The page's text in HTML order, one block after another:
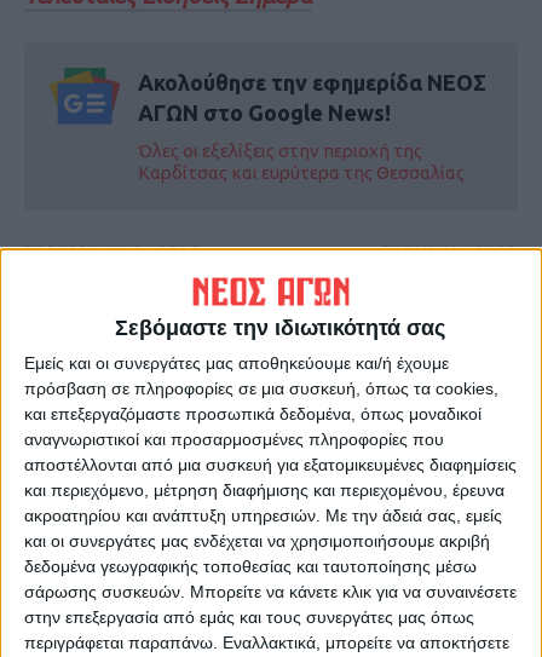
Σεβόμαστε την ιδιωτικότητά σας
Εμείς και οι συνεργάτες μας αποθηκεύουμε και/ή έχουμε
πρόσβαση σε πληροφορίες σε μια συσκευή, όπως τα cookies,
και επεξεργαζόμαστε προσωπικά δεδομένα, όπως μοναδικοί
αναγνωριστικοί και προσαρμοσμένες πληροφορίες που
αποστέλλονται από μια συσκευή για εξατομικευμένες διαφημίσεις
και περιεχόμενο, μέτρηση διαφήμισης και περιεχομένου, έρευνα
ακροατηρίου και ανάπτυξη υπηρεσιών. Με την άδειά σας, εμείς
και οι συνεργάτες μας ενδέχεται να χρησιμοποιήσουμε ακριβή
δεδομένα γεωγραφικής τοποθεσίας και ταυτοποίησης μέσω
σάρωσης συσκευών. Μπορείτε να κάνετε κλικ για να συναινέσετε
στην επεξεργασία από εμάς και τους συνεργάτες μας όπως
περιγράφεται παραπάνω. Εναλλακτικά, μπορείτε να αποκτήσετε
Ακολούθησε την εφημερίδα ΝΕΟΣ
ΑΓΩΝ στο Google News!
Όλες οι εξελίξεις στην περιοχή της
Καρδίτσας και ευρύτερα της Θεσσαλίας
ΠΡΟΗΓΟΥΜΕΝΟ ΑΡΘΡΟ
Την Κυριακή στο Κιλελέρ οι
αγρότες και την Δευτέρα στο
Μέγαρο Μαξίμου (φωτο)
ΕΠΟΜΕΝΟ ΑΡΘΡΟ
Δύσκολο το «στοίχημα» της
αποκατάστασης των
υποδομών για τον ΤΟΕΒ
Τιτανίου
ΝΕΟΣ ΑΓΩΝ
https://neosagon.gr